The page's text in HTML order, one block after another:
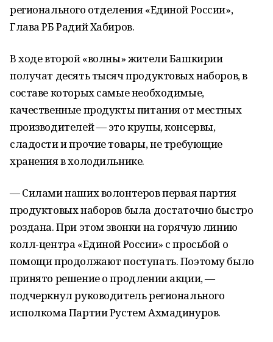
регионального отделения «Единой России»,
Глава РБ Радий Хабиров.
В ходе второй «волны» жители Башкирии
получат десять тысяч продуктовых наборов, в
составе которых самые необходимые,
качественные продукты питания от местных
производителей — это крупы, консервы,
сладости и прочие товары, не требующие
хранения в холодильнике.
— Силами наших волонтеров первая партия
продуктовых наборов была достаточно быстро
роздана. При этом звонки на горячую линию
колл-центра «Единой России» с просьбой о
помощи продолжают поступать. Поэтому было
принято решение о продлении акции, —
подчеркнул руководитель регионального
исполкома Партии Рустем Ахмадинуров.